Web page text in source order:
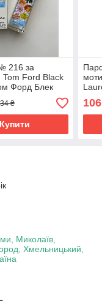
216 за
Ford Black
Форд Блек
₴
Купити
106
Миколаїв,
Хмельницький,